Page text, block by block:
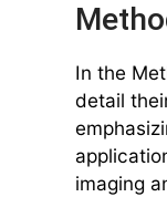
In the
detail
imaging